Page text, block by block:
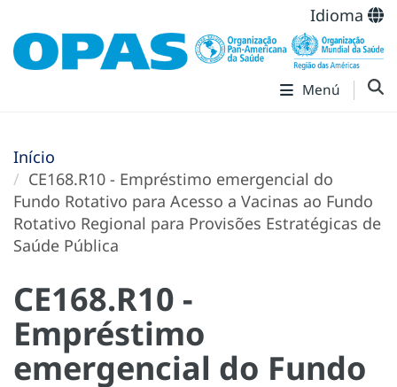
Idioma
Menú
Início
CE168.R10 - Empréstimo emergencial do
Fundo Rotativo para Acesso a Vacinas ao Fundo
Rotativo Regional para Provisões Estratégicas de
Saúde Pública
CE168.R10 -
Empréstimo
emergencial do Fundo